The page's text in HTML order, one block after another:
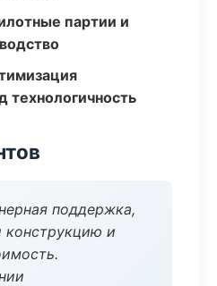
партии и
технологичность
поддержка,
конструкцию и